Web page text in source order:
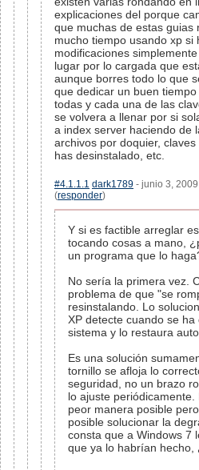
explicaciones del porque
que muchas de estas guias
mucho tiempo usando xp si
modificaciones
lugar por lo cargada que
aunque borres todo lo que
que dedicar un buen
todas y cada una de las
se volvera a llenar por si
a index server haciendo de
archivos por doquier,
has desinstalado, etc.
#4.1.1.1 dark1789 - junio 3,
(responder)
Y si es factible arreglar
tocando cosas a mano,
un programa que lo
No sería la primera vez.
problema de que "se
resinstalando. Lo
XP detecte cuando se
sistema y lo restaura
Es una solución
tornillo se afloja lo
seguridad, no un brazo
lo ajuste
peor manera posible
posible solucionar la
consta que a Windows 7
que ya lo habrían hecho,